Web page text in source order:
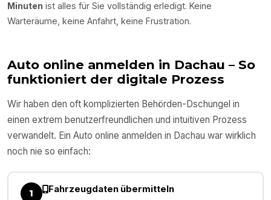
Minuten ist alles für Sie vollständig erledigt. Keine
Warteräume, keine Anfahrt, keine Frustration.
Auto online anmelden in Dachau – So
funktioniert der digitale Prozess
Wir haben den oft komplizierten Behörden-Dschungel in
einen extrem benutzerfreundlichen und intuitiven Prozess
verwandelt. Ein Auto online anmelden in Dachau war wirklich
noch nie so einfach:
1 Fahrzeugdaten übermitteln